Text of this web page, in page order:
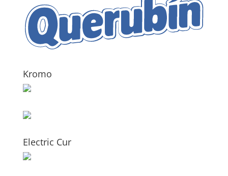
Kromo
Electric Cur